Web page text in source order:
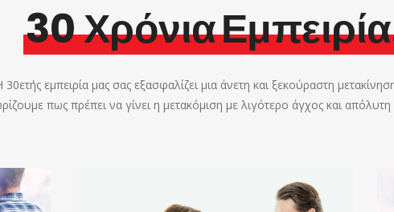
30 Χρόνια
30ετής εμπειρία μας σας εξασφαλίζει μια άνετη και ξεκούραστη
πως πρέπει να γίνει η μετακόμιση με λιγότερο άγχος και